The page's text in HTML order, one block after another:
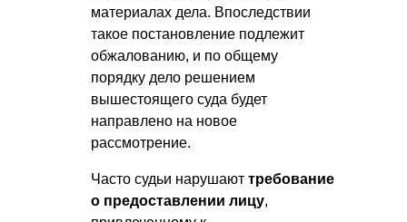
материалах дела. Впоследствии
такое постановление подлежит
обжалованию, и по общему
порядку дело решением
вышестоящего суда будет
направлено на новое
рассмотрение.
Часто судьи нарушают требование
о предоставлении лицу,